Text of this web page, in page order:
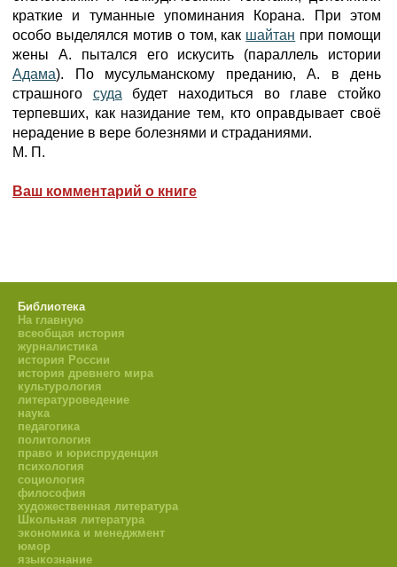
краткие и туманные упоминания Корана. При этом
особо выделялся мотив о том, как шайтан при помощи
жены А. пытался его искусить (параллель истории
Адама). По мусульманскому преданию, А. в день
страшного суда будет находиться во главе стойко
терпевших, как назидание тем, кто оправдывает своё
нерадение в вере болезнями и страданиями.
М. П.
Ваш комментарий о книге
Библиотека
На главную
всеобщая история
журналистика
история России
история древнего мира
культурология
литературоведение
наука
педагогика
политология
право и юриспруденция
психология
социология
философия
художественная литература
Школьная литература
экономика и менеджмент
юмор
языкознание